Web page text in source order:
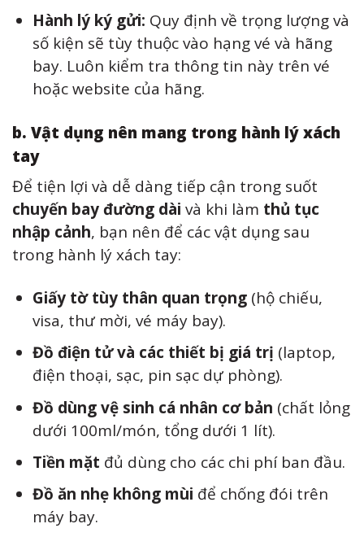
Hành lý ký gửi: Quy định về trọng lượng và
số kiện sẽ tùy thuộc vào hạng vé và hãng
bay. Luôn kiểm tra thông tin này trên vé
hoặc website của hãng.
b. Vật dụng nên mang trong hành lý xách
tay
Để tiện lợi và dễ dàng tiếp cận trong suốt
chuyến bay đường dài và khi làm thủ tục
nhập cảnh, bạn nên để các vật dụng sau
trong hành lý xách tay:
Giấy tờ tùy thân quan trọng(hộ chiếu,
visa, thư mời, vé máy bay).
Đồ điện tử và các thiết bị giá trị (laptop,
điện thoại, sạc, pin sạc dự phòng).
Đồ dùng vệ sinh cá nhân cơ bản (chất lỏng
dưới 100ml/món, tổng dưới 1 lít).
Tiền mặt đủ dùng cho các chi phí ban đầu.
Đồ ăn nhẹ không mùi để chống đói trên
máy bay.